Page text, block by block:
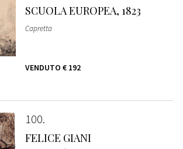
SCUOLA EUROPEA, 1823
Capretta
VENDUTO € 192
100
FELICE GIANI